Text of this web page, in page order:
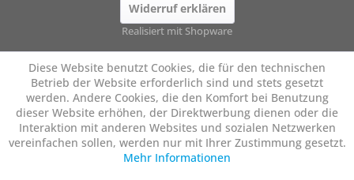
Widerruf erklären
Realisiert mit Shopware
Diese Website benutzt Cookies, die für den technischen
Betrieb der Website erforderlich sind und stets gesetzt
werden. Andere Cookies, die den Komfort bei Benutzung
dieser Website erhöhen, der Direktwerbung dienen oder die
Interaktion mit anderen Websites und sozialen Netzwerken
vereinfachen sollen, werden nur mit Ihrer Zustimmung gesetzt.
Mehr Informationen